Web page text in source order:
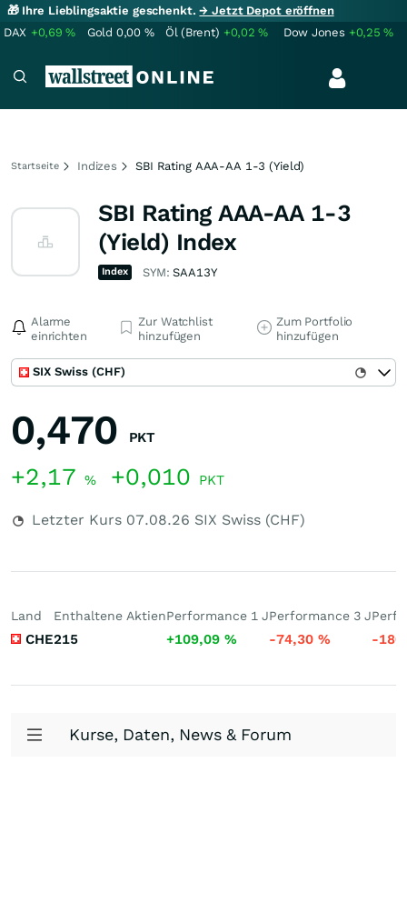
🎁 Ihre Lieblingsaktie geschenkt.→ Jetzt Depot eröffnen
DAX +0,69% Gold 0,00 % Öl (Brent) +0,02% Dow Jones +0,25%
Startseite Indizes SBI Rating AAA-AA 1-3 (Yield)
SBI Rating AAA-AA 1-3
(Yield) Index
Index SYM:SAA13Y
Alarme
einrichten
Zur Watchlist
hinzufügen
Zum Portfolio
hinzufügen
SIX Swiss (CHF)
0,470 PKT
+2,17 % +0,010 PKT
Letzter Kurs 07.08.26 SIX Swiss (CHF)
Land
CHE
Enthaltene Aktien
215
Performance 1 J
+109,09 %
Performance 3 J
-74,30 % -
Kurse, Daten, News & Forum